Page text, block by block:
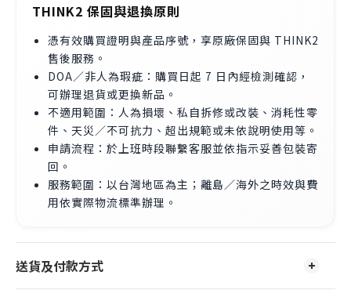
THINK2 保固與退換原則
憑有效購買證明與產品序號，享原廠保固與 THINK2
售後服務。
DOA／非人為瑕疵：購買日起 7 日內經檢測確認，
可辦理退貨或更換新品。
不適用範圍：人為損壞、私自拆修或改裝、消耗性零
件、天災／不可抗力、超出規範或未依說明使用等。
申請流程：於上班時段聯繫客服並依指示妥善包裝寄
回。
服務範圍：以台灣地區為主；離島／海外之時效與費
用依實際物流標準辦理。
送貨及付款方式